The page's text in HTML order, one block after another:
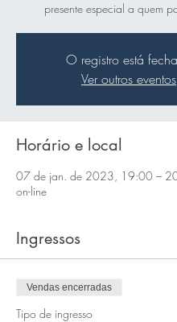
presente especial a quem
O registro está
Ver outros eventos
Horário e local
07 de jan. de 2023, 19:00 –
on-line
Ingressos
Vendas encerradas
Tipo de ingresso